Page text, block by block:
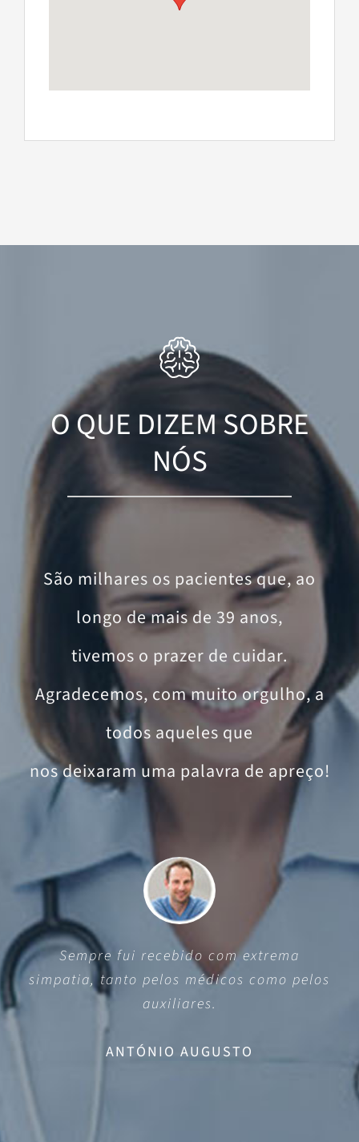
O QUE DIZEM SOBRE
NÓS
São milhares os pacientes que, ao
longo de mais de 39 anos,
tivemos o prazer de cuidar.
Agradecemos, com muito orgulho, a
todos aqueles que
nos deixaram uma palavra de apreço!
Sempre fui recebido com extrema
simpatia, tanto pelos médicos como pelos
auxiliares.
ANTÓNIO AUGUSTO